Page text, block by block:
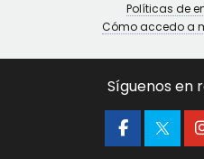
Políticas de
Cómo accedo a
Síguenos en